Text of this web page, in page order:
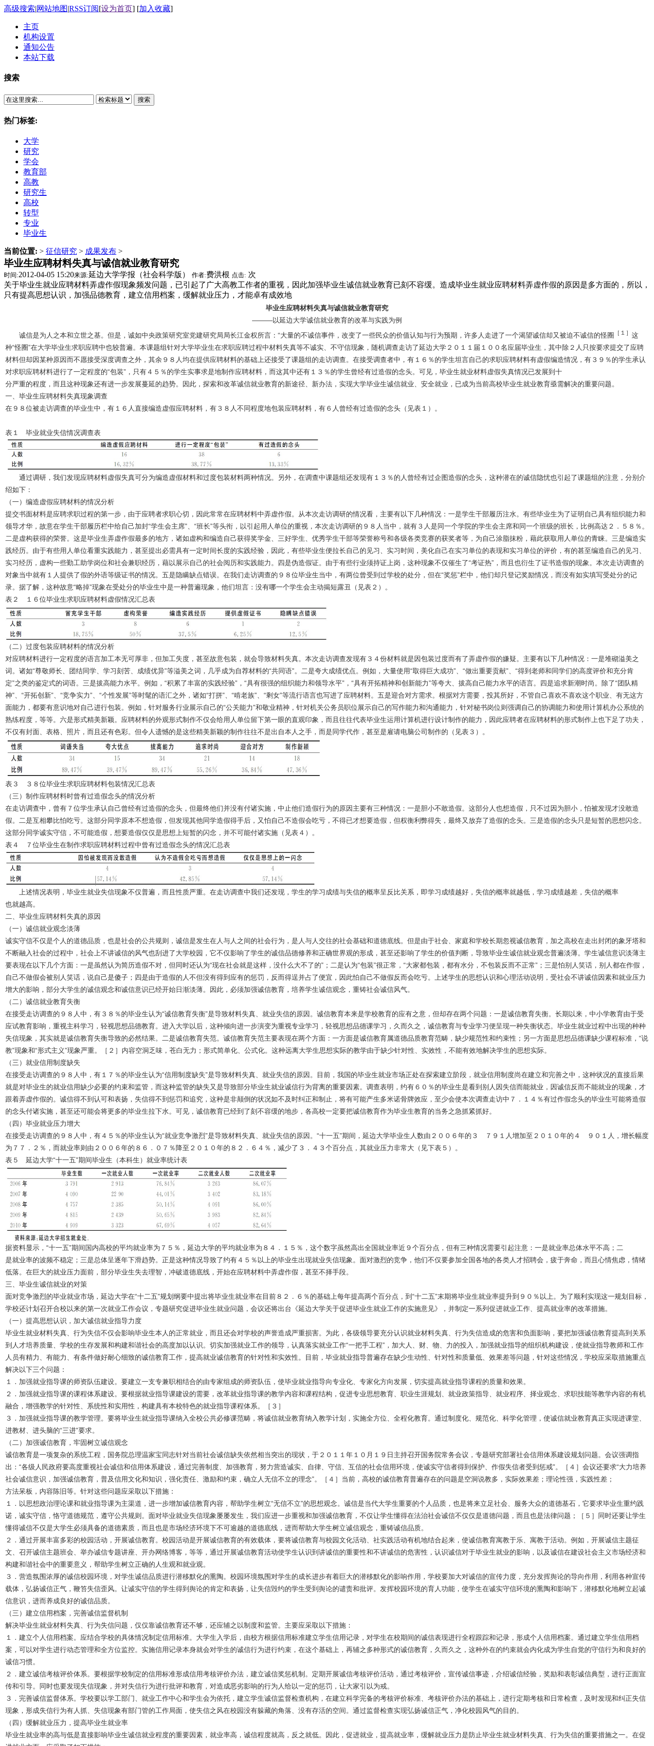
高级搜索|网站地图|RSS订阅[设为首页] [加入收藏]
主页
机构设置
通知公告
本站下载
搜索
搜索
热门标签:
大学
研究
学会
教育部
高教
研究生
高校
转型
专业
毕业生
当前位置: > 征信研究 > 成果发布 >
毕业生应聘材料失真与诚信就业教育研究
时间:2012-04-05 15:20来源:延边大学学报（社会科学版） 作者:费洪根 点击: 次
关于毕业生就业应聘材料弄虚作假现象频发问题，已引起了广大高教工作者的重视，因此加强毕业生诚信就业教育已刻不容缓。造成毕业生就业应聘材料弄虚作假的原因是多方面的，所以，
只有提高思想认识，加强品德教育，建立信用档案，缓解就业压力，才能卓有成效地
毕业生应聘材料失真与诚信就业教育研究
———以延边大学诚信就业教育的改革与实践为例
诚信是为人之本和立世之基。但是，诚如中央政策研究室党建研究局局长江金权所言：“大量的不诚信事件，改变了一些民众的价值认知与行为预期，许多人走进了一个渴望诚信却又被迫不诚信的怪圈
［１］ 这
种“怪圈”在大学毕业生求职应聘中也较普遍。本课题组针对大学毕业生在求职应聘过程中材料失真等不诚实、不守信现象，随机调查走访了延边大学２０１１届１００名应届毕业生，其中除２人只按要求提交了应聘
材料但却因某种原因而不愿接受深度调查之外，其余９８人均在提供应聘材料的基础上还接受了课题组的走访调查。在接受调查者中，有１６％的学生坦言自己的求职应聘材料有虚假编造情况，有３９％的学生承认
对求职应聘材料进行了一定程度的“包装”，只有４５％的学生实事求是地制作应聘材料，而这其中还有１３％的学生曾经有过造假的念头。可见，毕业生就业材料虚假失真情况已发展到十
分严重的程度，而且这种现象还有进一步发展蔓延的趋势。因此，探索和改革诚信就业教育的新途径、新办法，实现大学毕业生诚信就业、安全就业，已成为当前高校毕业生就业教育亟需解决的重要问题。
一、毕业生应聘材料失真现象调查
在９８位被走访调查的毕业生中，有１６人直接编造虚假应聘材料，有３８人不同程度地包装应聘材料，有６人曾经有过造假的念头（见表１）。
表１ 毕业就业失信情况调查表
通过调研，我们发现应聘材料虚假失真可分为编造虚假材料和过度包装材料两种情况。另外，在调查中课题组还发现有１３％的人曾经有过企图造假的念头，这种潜在的诚信隐忧也引起了课题组的注意，分别介
绍如下：
（一）编造虚假应聘材料的情况分析
提交书面材料是应聘求职过程的第一步，由于应聘者求职心切，因此常常在应聘材料中弄虚作假。从本次走访调研的情况看，主要有以下几种情况：一是学生干部履历注水。有些毕业生为了证明自己具有组织能力和
领导才华，故意在学生干部履历栏中给自己加封“学生会主席”、“班长”等头衔，以引起用人单位的重视，本次走访调研的９８人当中，就有３人是同一个学院的学生会主席和同一个班级的班长，比例高达２．５８％。
二是虚构获得的荣誉。这是毕业生弄虚作假最多的地方，诸如虚构和编造自己获得奖学金、三好学生、优秀学生干部等荣誉称号和各级各类竞赛的获奖者等，为自己涂脂抹粉，藉此获取用人单位的青睐。三是编造实
践经历。由于有些用人单位看重实践能力，甚至提出必需具有一定时间长度的实践经验，因此，有些毕业生便拉长自己的见习、实习时间，美化自己在实习单位的表现和实习单位的评价，有的甚至编造自己的见习、
实习经历，虚构一些勤工助学岗位和社会兼职经历，藉以展示自己的社会阅历和实践能力。四是伪造假证。由于有些行业须持证上岗，这种现象不仅催生了“考证热”，而且也衍生了证书造假的现象。本次走访调查的
对象当中就有１人提供了假的外语等级证书的情况。五是隐瞒缺点错误。在我们走访调查的９８位毕业生当中，有两位曾受到过学校的处分，但在“奖惩”栏中，他们却只登记奖励情况，而没有如实填写受处分的记
录。据了解，这种故意“略掉”现象在受处分的毕业生中是一种普遍现象，他们坦言：没有哪一个学生会主动揭短露丑（见表２）。
表２ １６位毕业生求职应聘材料虚假情况汇总表
（二）过度包装应聘材料的情况分析
对应聘材料进行一定程度的语言加工本无可厚非，但加工失度，甚至故意包装，就会导致材料失真。本次走访调查发现有３４份材料就是因包装过度而有了弄虚作假的嫌疑。主要有以下几种情况：一是堆砌溢美之
词。诸如“尊敬师长、团结同学、学习刻苦、成绩优异”等溢美之词，几乎成为自荐材料的“共同语”。二是夸大成绩优点。例如，大量使用“取得巨大成功”、“做出重要贡献”、“得到老师和同学们的高度评价和充分肯
定”之类的鉴定式的词语。三是拔高能力水平。例如，“积累了丰富的实践经验”，“具有很强的组织能力和领导水平”，“具有开拓精神和创新能力”等夸大、拔高自己能力水平的语言。四是追求新潮时尚。除了“团队精
神”、“开拓创新”、“竞争实力”、“个性发展”等时髦的语汇之外，诸如“打拼”、“啃老族”、“剩女”等流行语言也写进了应聘材料。五是迎合对方需求。根据对方需要，投其所好，不管自己喜欢不喜欢这个职业、有无这方
面能力，都要有意识地对自己进行包装。例如，针对服务行业展示自己的“公关能力”和敬业精神，针对机关公务员职位展示自己的写作能力和沟通能力，针对秘书岗位则强调自己的协调能力和使用计算机办公系统的
熟练程度，等等。六是形式精美新颖。应聘材料的外观形式制作不仅会给用人单位留下第一眼的直观印象，而且往往代表毕业生运用计算机进行设计制作的能力，因此应聘者在应聘材料的形式制作上也下足了功夫，
不仅有封面、表格、照片，而且还有色彩。但令人遗憾的是这些精美新颖的制作往往不是出自本人之手，而是同学代作，甚至是雇请电脑公司制作的（见表３）。
表３ ３８位毕业生求职应聘材料包装情况汇总表
（三）制作应聘材料时曾有过造假念头的情况分析
在走访调查中，曾有７位学生承认自己曾经有过造假的念头，但最终他们并没有付诸实施，中止他们造假行为的原因主要有三种情况：一是胆小不敢造假。这部分人也想造假，只不过因为胆小，怕被发现才没敢造
假。二是互相攀比怕吃亏。这部分同学原本不想造假，但发现其他同学造假得手后，又怕自己不造假会吃亏，不得已才想要造假，但权衡利弊得失，最终又放弃了造假的念头。三是造假的念头只是短暂的思想闪念。
这部分同学诚实守信，不可能造假，想要造假仅仅是思想上短暂的闪念，并不可能付诸实施（见表４）。
表４ ７位毕业生在制作求职应聘材料过程中曾有过造假念头的情况汇总表
上述情况表明，毕业生就业失信现象不仅普遍，而且性质严重。在走访调查中我们还发现，学生的学习成绩与失信的概率呈反比关系，即学习成绩越好，失信的概率就越低，学习成绩越差，失信的概率
也就越高。
二、毕业生应聘材料失真的原因
（一）诚信就业观念淡薄
诚实守信不仅是个人的道德品质，也是社会的公共规则，诚信是发生在人与人之间的社会行为，是人与人交往的社会基础和道德底线。但是由于社会、家庭和学校长期忽视诚信教育，加之高校在走出封闭的象牙塔和
不断融入社会的过程中，社会上不讲诚信的风气也刮进了大学校园，它不仅影响了学生的诚信品德修养和正确世界观的形成，甚至还影响了学生的价值判断，导致毕业生诚信就业观念普遍淡薄。学生诚信意识淡薄主
要表现在以下几个方面：一是虽然认为简历造假不对，但同时还认为“现在社会就是这样，没什么大不了的”；二是认为“包装”很正常，“大家都包装，都有水分，不包装反而不正常”；三是怕别人笑话，别人都在作假，
自己不做假会被别人笑话，说自己是傻子；四是由于造假的人不但没有得到应有的惩罚，反而得逞并占了便宜，因此怕自己不做假反而会吃亏。上述学生的思想认识和心理活动说明，受社会不讲诚信因素和就业压力
增大的影响，部分大学生的诚信观念和诚信意识已经开始日渐淡薄。因此，必须加强诚信教育，培养学生诚信观念，重铸社会诚信风气。
（二）诚信就业教育失衡
在接受走访调查的９８人中，有３８％的毕业生认为“诚信教育失衡”是导致材料失真、就业失信的原因。诚信教育本来是学校教育的应有之意，但却存在两个问题：一是诚信教育失衡。长期以来，中小学教育由于受
应试教育影响，重视主科学习，轻视思想品德教育。进入大学以后，这种倾向进一步演变为重视专业学习，轻视思想品德课学习，久而久之，诚信教育与专业学习便呈现一种失衡状态。毕业生就业过程中出现的种种
失信现象，其实就是诚信教育失衡导致的必然结果。二是诚信教育失范。诚信教育失范主要表现在两个方面：一方面是诚信教育属道德品质教育范畴，缺少规范性和约束性；另一方面是思想品德课缺少课程标准，“说
教”现象和“形式主义”现象严重。［２］内容空洞乏味，苍白无力；形式简单化、公式化。这种远离大学生思想实际的教学由于缺少针对性、实效性，不能有效地解决学生的思想实际。
（三）就业信用制度缺失
在接受走访调查的９８人中，有１７％的毕业生认为“信用制度缺失”是导致材料失真、就业失信的原因。目前，我国的毕业生就业市场正处在探索建立阶段，就业信用制度尚在建立和完善之中，这种状况的直接后果
就是对毕业生的就业信用缺少必要的约束和监管，而这种监管的缺失又是导致部分毕业生就业诚信行为背离的重要因素。调查表明，约有６０％的毕业生是看到别人因失信而能就业，因诚信反而不能就业的现象，才
跟着弄虚作假的。诚信得不到认可和表扬，失信得不到惩罚和追究，这种是非颠倒的状况如不及时纠正和制止，将有可能产生多米诺骨牌效应，至少会使本次调查走访中７．１４％有过作假念头的毕业生可能将造假
的念头付诸实施，甚至还可能会将更多的毕业生拉下水。可见，诚信教育已经到了刻不容缓的地步，各高校一定要把诚信教育作为毕业生教育的当务之急抓紧抓好。
（四）毕业就业压力增大
在接受走访调查的９８人中，有４５％的毕业生认为“就业竞争激烈”是导致材料失真、就业失信的原因。“十一五”期间，延边大学毕业生人数由２００６年的３ ７９１人增加至２０１０年的４ ９０１人，增长幅度
为７７．２％，而就业率则由２００６年的８６．０７％降至２０１０年的８２．６４％，减少了３．４３个百分点，其就业压力非常大（见下表５）。
表５ 延边大学“十一五”期间毕业生（本科生）就业率统计表
据资料显示，“十一五”期间国内高校的平均就业率为７５％，延边大学的平均就业率为８４．１５％，这个数字虽然高出全国就业率近９个百分点，但有三种情况需要引起注意：一是就业率总体水平不高；二
是就业率的波频不稳定；三是总体呈逐年下滑趋势。正是这种情况导致了约有４５％以上的毕业生出现就业失信现象。面对激烈的竞争，他们不仅要参加全国各地的各类人才招聘会，疲于奔命，而且心情焦虑，情绪
低落。在巨大的就业压力面前，部分毕业生失去理智，冲破道德底线，开始在应聘材料中弄虚作假，甚至不择手段。
三、毕业生诚信就业的对策
面对竞争激烈的毕业就业市场，延边大学在“十二五”规划纲要中提出将毕业生就业率在目前８２．６％的基础上每年提高两个百分点，到“十二五”末期将毕业生就业率提升到９０％以上。为了顺利实现这一规划目标，
学校还计划召开合校以来的第一次就业工作会议，专题研究促进毕业生就业问题，会议还将出台《延边大学关于促进毕业生就业工作的实施意见》，并制定一系列促进就业工作、提高就业率的改革措施。
（一）提高思想认识，加大诚信就业指导力度
毕业生就业材料失真、行为失信不仅会影响毕业生本人的正常就业，而且还会对学校的声誉造成严重损害。为此，各级领导要充分认识就业材料失真、行为失信造成的危害和负面影响，要把加强诚信教育提高到关系
到人才培养质量、学校的生存发展和构建和谐社会的高度加以认识。切实加强就业工作的领导，认真落实就业工作“一把手工程”，加大人、财、物、力的投入，加强就业指导的组织机构建设，使就业指导教师和工作
人员有精力、有能力、有条件做好耐心细致的诚信教育工作，提高就业诚信教育的针对性和实效性。目前，毕业就业指导普遍存在缺少生动性、针对性和质量低、效果差等问题，针对这些情况，学校应采取措施重点
解决以下三个问题：
１．加强就业指导课的师资队伍建设。要建立一支专兼职相结合的由专家组成的师资队伍，使毕业就业指导向专业化、专家化方向发展，切实提高就业指导课程的质量和效果。
２．加强就业指导课的课程体系建设。要根据就业指导课建设的需要，改革就业指导课的教学内容和课程结构，促进专业思想教育、职业生涯规划、就业政策指导、就业程序、择业观念、求职技能等教学内容的有机
融合，增强教学的针对性、系统性和实用性，构建具有本校特色的就业指导课程体系。［３］
３．加强就业指导课的教学管理。要将毕业生就业指导课纳入全校公共必修课范畴，将诚信就业教育纳入教学计划，实施全方位、全程化教育。通过制度化、规范化、科学化管理，使诚信就业教育真正实现进课堂、
进教材、进头脑的“三进”要求。
（二）加强诚信教育，牢固树立诚信观念
诚信教育是一项复杂的系统工程，国务院总理温家宝同志针对当前社会诚信缺失依然相当突出的现状，于２０１１年１０月１９日主持召开国务院常务会议，专题研究部署社会信用体系建设规划问题。会议强调指
出：“各级人民政府要高度重视社会诚信和信用体系建设，通过完善制度、加强教育，努力营造诚实、自律、守信、互信的社会信用环境，使诚实守信者得到保护、作假失信者受到惩戒”。［４］会议还要求“大力培养
社会诚信意识，加强诚信教育，普及信用文化和知识，强化责任、激励和约束，确立人无信不立的理念”。［４］当前，高校的诚信教育普遍存在的问题是空洞说教多，实际效果差；理论性强，实践性差；
方法呆板，内容陈旧等。针对这些问题应采取以下措施：
１．以思想政治理论课和就业指导课为主渠道，进一步增加诚信教育内容，帮助学生树立“无信不立”的思想观念。诚信是当代大学生重要的个人品质，也是将来立足社会、服务大众的道德基石，它要求毕业生重约践
诺，诚实守信，恪守道德规范，遵守公共规则。面对毕业就业失信现象屡屡发生，我们应进一步重视和加强诚信教育，不仅让学生懂得在法治社会诚信不仅仅是道德问题，而且也是法律问题；［５］同时还要让学生
懂得诚信不仅是大学生必须具备的道德素质，而且也是市场经济环境下不可逾越的道德底线，进而帮助大学生树立诚信观念，重铸诚信品质。
２．通过开展丰富多彩的校园活动，开展诚信教育。校园活动是开展诚信教育的有效载体，要将诚信教育与校园文化活动、社实践活动有机地结合起来，使诚信教育寓教于乐、寓教于活动。例如，开展诚信主题征
文、召开诚信主题班会、举办诚信专题讲座、开办网络博客，等等，通过开展诚信教育活动使学生认识到讲诚信的重要性和不讲诚信的危害性，认识诚信对于毕业生就业的影响，以及诚信在建设社会主义市场经济和
构建和谐社会中的重要意义，帮助学生树立正确的人生观和就业观。
３．营造氛围浓厚的诚信校园环境，对学生诚信品质进行潜移默化的熏陶。校园环境氛围对学生的成长进步有着巨大的潜移默化的影响作用，学校要加大对诚信的宣传力度，充分发挥舆论的导向作用，利用各种宣传
载体，弘扬诚信正气，鞭笞失信歪风。让诚实守信的学生得到舆论的肯定和表扬，让失信毁约的学生受到舆论的谴责和批评。发挥校园环境的育人功能，使学生在诚实守信环境的熏陶和影响下，潜移默化地树立起诚
信意识，进而养成良好的诚信品质。
（三）建立信用档案，完善诚信监督机制
解决毕业生就业材料失真、行为失信问题，仅仅靠诚信教育还不够，还应辅之以制度和监管。主要应采取以下措施：
１．建立个人信用档案。应结合学校的具体情况制定信用标准。大学生入学后，由校方根据信用标准建立学生信用记录，对学生在校期间的诚信表现进行全程跟踪和记录，形成个人信用档案。通过建立学生信用档
案，可以对学生进行动态管理和全方位监控。实施信用记录本身就会对学生的诚信行为进行约束，在这个基础上，再辅之多种形式的诚信教育，久而久之，这种外在的约束就会内化成为学生自觉的守信行为和良好的
诚信习惯。
２．建立诚信考核评价体系。要根据学校制定的信用标准形成信用考核评价办法，建立诚信奖惩机制。定期开展诚信考核评价活动，通过考核评价，宣传诚信事迹，介绍诚信经验，奖励和表彰诚信典型，进行正面宣
传和引导。同时也要发现失信现象，并对失信行为进行批评和教育，对造成恶劣影响的行为人给以一定的惩罚，让大家引以为戒。
３．完善诚信监督体系。学校要以学工部门、就业工作中心和学生会为依托，建立学生诚信监督检查机构，在建立科学完备的考核评价标准、考核评价办法的基础上，进行定期考核和日常检查，及时发现和纠正失信
现象，形成失信行为有人抓、失信现象有部门管的工作局面，使失信之风在校园没有躲藏的角落、没有存活的空间。通过监督检查实现弘扬诚信正气，净化校园风气的目的。
（四）缓解就业压力，提高毕业生就业率
毕业生就业率的高与低是直接影响毕业生诚信就业程度的重要因素，就业率高，诚信程度就高，反之就低。因此，促进就业，提高就业率，缓解就业压力是防止毕业生就业材料失真、行为失信的重要措施之一。在促